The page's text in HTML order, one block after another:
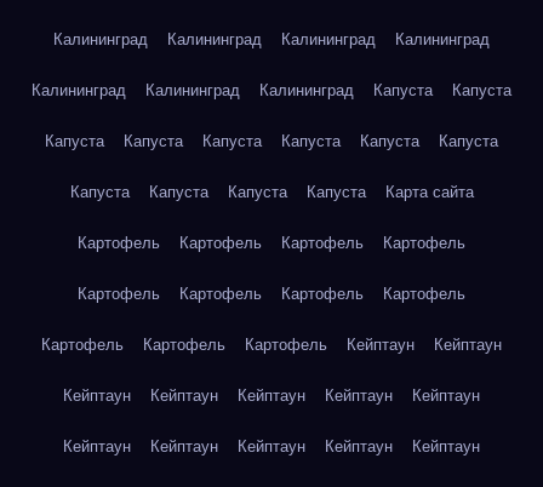
Калининград Калининград Калининград Калининград
Калининград Калининград Калининград Капуста Капуста
Капуста Капуста Капуста Капуста Капуста Капуста
Капуста Капуста Капуста Капуста Карта сайта
Картофель Картофель Картофель Картофель
Картофель Картофель Картофель Картофель
Картофель Картофель Картофель Кейптаун Кейптаун
Кейптаун Кейптаун Кейптаун Кейптаун Кейптаун
Кейптаун Кейптаун Кейптаун Кейптаун Кейптаун